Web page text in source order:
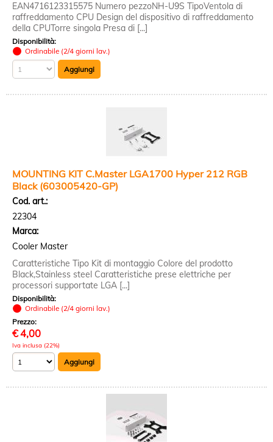
EAN4716123315575 Numero pezzoNH-U9S TipoVentola di
raffreddamento CPU Design del dispositivo di raffreddamento
della CPUTorre singola Presa di [...]
Disponibilità:
Ordinabile (2/4 giorni lav.)
MOUNTING KIT C.Master LGA1700 Hyper 212 RGB
Black (603005420-GP)
Cod. art.:
22304
Marca:
Cooler Master
Caratteristiche Tipo Kit di montaggio Colore del prodotto
Black,Stainless steel Caratteristiche prese elettriche per
processori supportate LGA [...]
Disponibilità:
Ordinabile (2/4 giorni lav.)
Prezzo:
€4,00
Iva inclusa (22%)